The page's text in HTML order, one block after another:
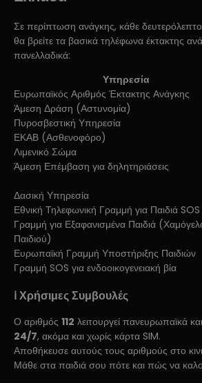
Σε περίπτωση ανάγκης, κάθε
θα βρείτε τα βασικά τηλέφωνα έκτακτης
πανελλαδικά:
Υπηρεσία
Ευρωπαϊκός Αριθμός Έκτακτης Ανάγκης
Άμεση Δράση (Αστυνομία)
Πυροσβεστική Υπηρεσία
ΕΚΑΒ (Ασθενοφόρο)
Λιμενικό Σώμα
Άμεση Επέμβαση για δηλητηριάσεις
Δασική Υπηρεσία
Εθνική Τηλεφωνική Γραμμή για Παιδιά SOS
Γραμμή για Εξαφανισμένα Παιδιά
Παιδιού)
Ευρωπαϊκή Γραμμή Υποστήριξης Παιδιών
Γραμμή SOS για ενδοοικογενειακή βία
ℹ️ Χρήσιμες Συμβουλές
Ο αριθμός 112 λειτουργεί πανευρωπαϊκά
24/7, ακόμα και χωρίς κάρτα SIM.
Αποθήκευσε αυτούς τους αριθμούς στο
Μάθε στα παιδιά σου πότε και πώς να